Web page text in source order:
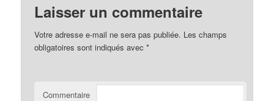
Laisser un commentaire
Votre adresse e-mail ne sera pas publiée. Les champs
obligatoires sont indiqués avec*
Commentaire